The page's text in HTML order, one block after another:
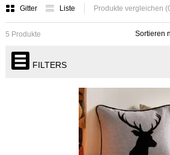
Gitter Liste Produkte vergleichen
Sortieren
5 Produkte
FILTERS